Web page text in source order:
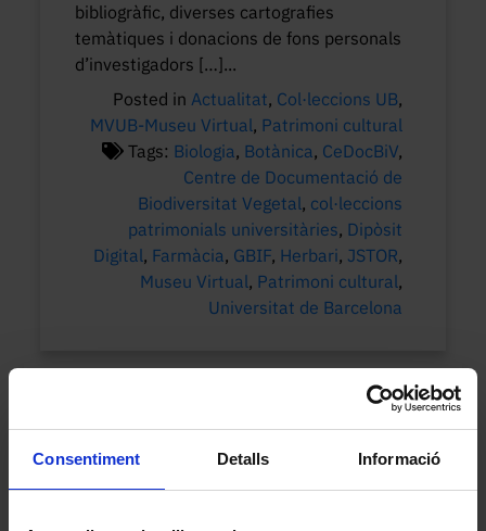
Consentiment Detalls Informació
bibliogràfic, diverses cartografies
temàtiques i donacions de fons personals
d’investigadors […]...
Posted in Actualitat, Col·leccions UB,
MVUB-Museu Virtual, Patrimoni cultural
Tags: Biologia, Botànica, CeDocBiV,
Centre de Documentació de
Biodiversitat Vegetal, col·leccions
patrimonials universitàries, Dipòsit
Digital, Farmàcia, GBIF, Herbari, JSTOR,
Museu Virtual, Patrimoni cultural,
Universitat de Barcelona
Actualitat